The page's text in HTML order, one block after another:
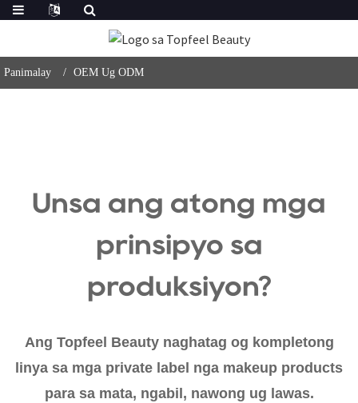
Panimalay OEM Ug ODM
Unsa ang atong mga
prinsipyo sa
produksiyon?
Ang Topfeel Beauty naghatag og kompletong
linya sa mga private label nga makeup products
para sa mata, ngabil, nawong ug lawas.